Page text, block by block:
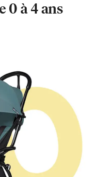
0 à 4 ans